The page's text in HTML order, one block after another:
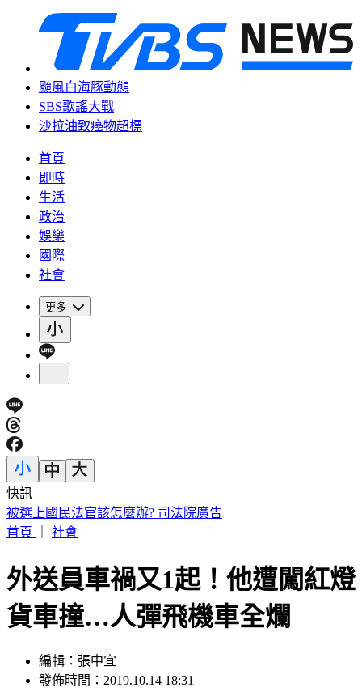
颱風白海豚動態
SBS歌謠大戰
沙拉油致癌物超標
首頁
即時
生活
政治
娛樂
國際
社會
更多
快訊
處置股新制上路！台股6檔10日「關禁閉」 均2分鐘撮合、
8/14出關
外送員車禍又1起！他遭闖紅燈
貨車撞…人彈飛機車全爛
編輯：張中宜